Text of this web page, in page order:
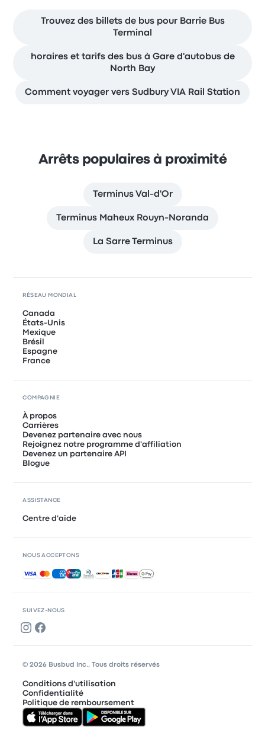
Trouvez des billets de bus pour Barrie Bus
Terminal
horaires et tarifs des bus à Gare d'autobus de
North Bay
Comment voyager vers Sudbury VIA Rail Station
Arrêts populaires à proximité
Terminus Val-d'Or
Terminus Maheux Rouyn-Noranda
La Sarre Terminus
SUIVEZ-NOUS
RÉSEAU MONDIAL
Canada
États-Unis
Mexique
Brésil
Espagne
France
COMPAGNIE
À propos
Carrières
Devenez partenaire avec nous
Rejoignez notre programme d'affiliation
Devenez un partenaire API
Blogue
ASSISTANCE
Centre d'aide
NOUS ACCEPTONS
Paiements acceptés
© 2026 Busbud Inc., Tous droits réservés
Conditions d'utilisation
Confidentialité
Politique de remboursement